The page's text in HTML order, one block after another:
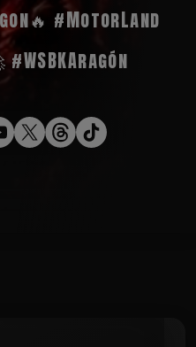
🔥 #MotorLand
#WSBKAragón